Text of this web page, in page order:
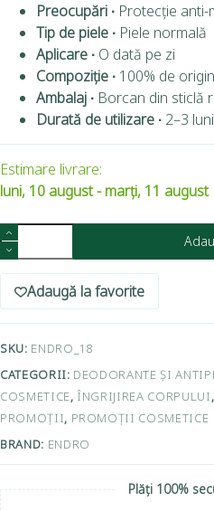
Preocupări ∙ Protecție anti-
Tip de piele ∙ Piele normală
Aplicare ∙ O dată pe zi
Compoziție ∙ 100% de
Ambalaj ∙ Borcan din sticlă
Durată de utilizare ∙ 2–3
Estimare livrare:
luni, 10 august - marți, 11 august
Adaugă la favorite
SKU: ENDRO_18
CATEGORII: DEODORANTE ȘI
COSMETICE, ÎNGRIJIREA CORPULUI,
PROMOȚII, PROMOȚII COSMETICE
BRAND: ENDRO
Plăți 100%